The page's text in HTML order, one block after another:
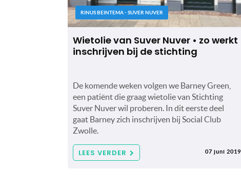
RINUS BEINTEMA - SUVER NUVER
Wietolie van Suver Nuver • zo werkt
inschrijven bij de stichting
De komende weken volgen we Barney Green,
een patiënt die graag wietolie van Stichting
Suver Nuver wil proberen. In dit eerste deel
gaat Barney zich inschrijven bij Social Club
Zwolle.
LEES VERDER 07 juni 2019